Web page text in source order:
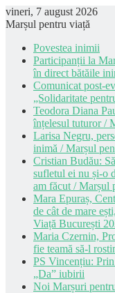
vineri, 7 august 2026
Marșul pentru viață
Povestea inimii
Participanții la
în direct bătăile
Comunicat post-
„Solidaritate
Teodora Diana
înțelesul tuturor /
Larisa Negru,
inimă / Marșul
Cristian Budău:
sufletul ei nu și-o
am făcut / Marșul
Mara Epuraș,
de cât de mare
Viață București
Maria Czernin,
fie teamă să-l
PS Vincențiu:
„Da” iubirii
Noi Marșuri